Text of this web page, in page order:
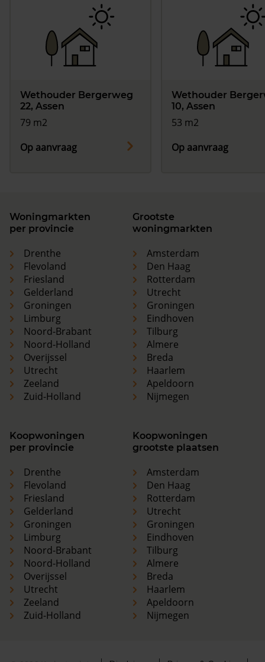
Wethouder Bergerweg
22, Assen
79 m2
Op aanvraag
Wethouder
10, Assen
53 m2
Op aanvraag
Woningmarkten
per provincie
Drenthe
Flevoland
Friesland
Gelderland
Groningen
Limburg
Noord-Brabant
Noord-Holland
Overijssel
Utrecht
Zeeland
Zuid-Holland
Grootste
woningmarkten
Amsterdam
Den Haag
Rotterdam
Utrecht
Groningen
Eindhoven
Tilburg
Almere
Breda
Haarlem
Apeldoorn
Nijmegen
Koopwoningen
per provincie
Drenthe
Flevoland
Friesland
Gelderland
Groningen
Limburg
Noord-Brabant
Noord-Holland
Overijssel
Utrecht
Zeeland
Zuid-Holland
Koopwoningen
grootste plaatsen
Amsterdam
Den Haag
Rotterdam
Utrecht
Groningen
Eindhoven
Tilburg
Almere
Breda
Haarlem
Apeldoorn
Nijmegen